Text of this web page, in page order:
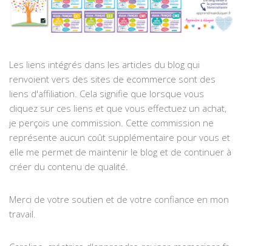
Les liens intégrés dans les articles du blog qui
renvoient vers des sites de ecommerce sont des
liens d'affiliation. Cela signifie que lorsque vous
cliquez sur ces liens et que vous effectuez un achat,
je perçois une commission. Cette commission ne
représente aucun coût supplémentaire pour vous et
elle me permet de maintenir le blog et de continuer à
créer du contenu de qualité.
Merci de votre soutien et de votre confiance en mon
travail.